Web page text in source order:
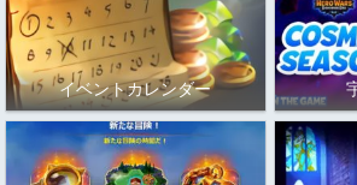
イベントカレンダー